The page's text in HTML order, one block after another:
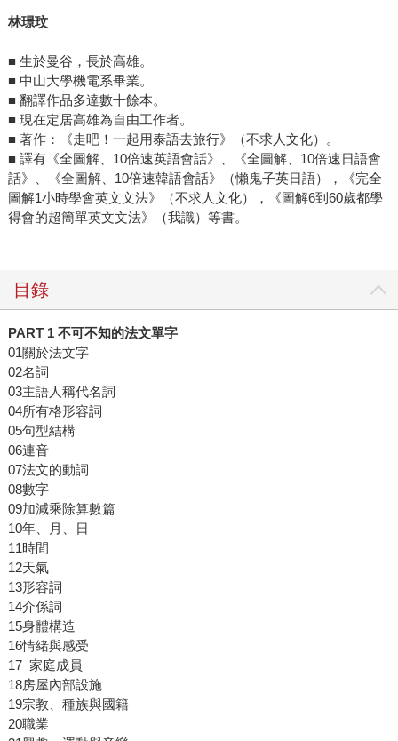
林璟玟
■ 生於曼谷，長於高雄。
■ 中山大學機電系畢業。
■ 翻譯作品多達數十餘本。
■ 現在定居高雄為自由工作者。
■ 著作：《走吧！一起用泰語去旅行》（不求人文化）。
■ 譯有《全圖解、10倍速英語會話》、《全圖解、10倍速日語會
話》、《全圖解、10倍速韓語會話》（懶鬼子英日語），《完全
圖解1小時學會英文文法》（不求人文化），《圖解6到60歲都學
得會的超簡單英文文法》（我識）等書。
目錄
PART 1 不可不知的法文單字
01關於法文字
02名詞
03主語人稱代名詞
04所有格形容詞
05句型結構
06連音
07法文的動詞
08數字
09加減乘除算數篇
10年、月、日
11時間
12天氣
13形容詞
14介係詞
15身體構造
16情緒與感受
17 家庭成員
18房屋內部設施
19宗教、種族與國籍
20職業